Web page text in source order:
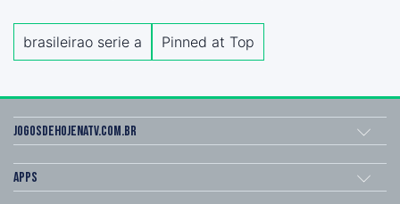
brasileirao serie a Pinned at Top
Jogosdehojenatv.com.br
Apps